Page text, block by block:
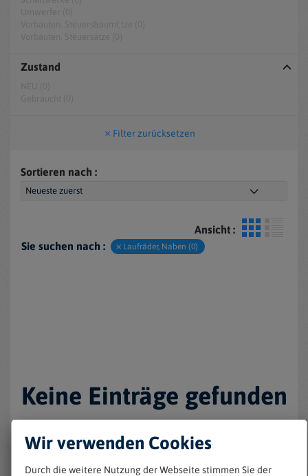
Zustand
Filter zurücksetzen
Sortieren nach :
Ansicht :
Sie suchen nach :
Laufräder, Naben (0)
Keine Einträge gefunden
Wir verwenden Cookies
Durch die weitere Nutzung der Webseite stimmen Sie der